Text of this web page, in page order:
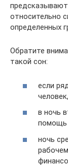
относительно
определенных
Обратите
такой сон:
если
в ночь
помощь
ночь